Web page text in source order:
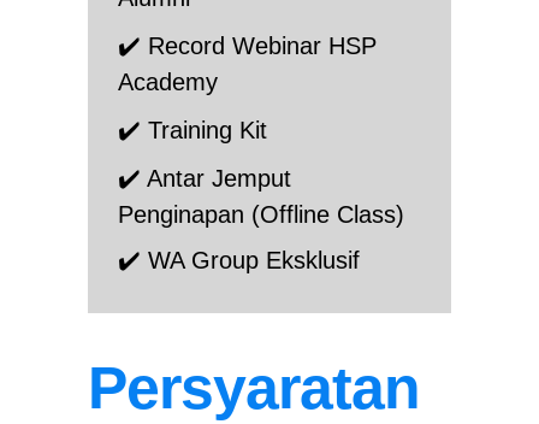
✔️ Record Webinar HSP
Academy
✔️ Training Kit
✔️ Antar Jemput
Penginapan (Offline Class)
✔️ WA Group Eksklusif
Persyaratan